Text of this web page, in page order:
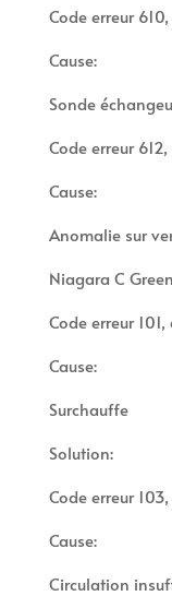
Code erreur
Cause:
Sonde
Code erreur
Cause:
Anomalie sur
Niagara C
Code erreur
Cause:
Surchauffe
Solution:
Code erreur
Cause:
Circulation